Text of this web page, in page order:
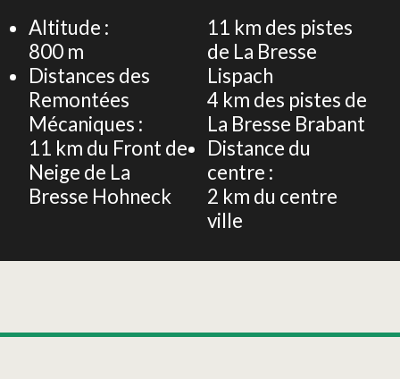
Altitude :
800 m
Distances des
Remontées
Mécaniques :
11 km du Front de
Neige de La
Bresse Hohneck
11 km des pistes
de La Bresse
Lispach
4 km des pistes de
La Bresse Brabant
Distance du
centre :
2 km du centre
ville